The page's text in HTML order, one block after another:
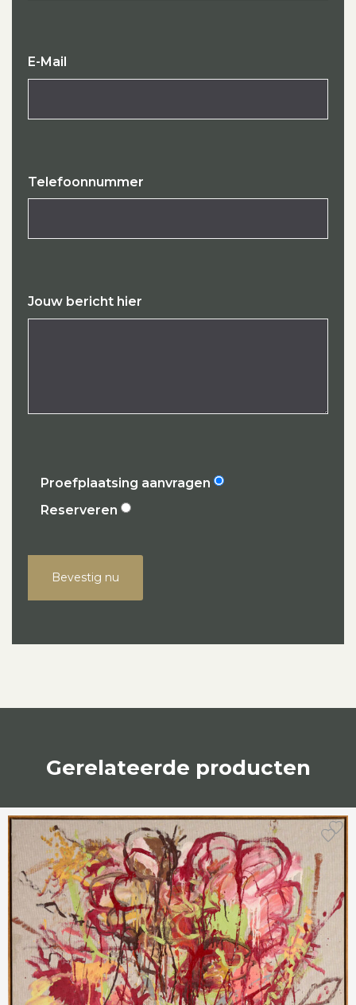
E-Mail
Telefoonnummer
Jouw bericht hier
Proefplaatsing aanvragen
Reserveren
Bevestig nu
Gerelateerde producten